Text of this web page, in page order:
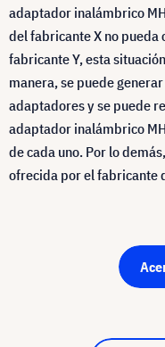
adaptador inalámbrico
del fabricante X no
fabricante Y, esta
manera, se puede
adaptadores y se puede
adaptador inalámbrico
de cada uno. Por lo
ofrecida por el fabricante